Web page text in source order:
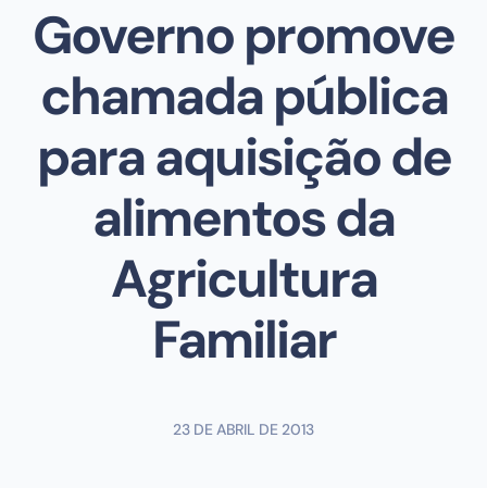
Governo promove
chamada pública
para aquisição de
alimentos da
Agricultura
Familiar
23 DE ABRIL DE 2013